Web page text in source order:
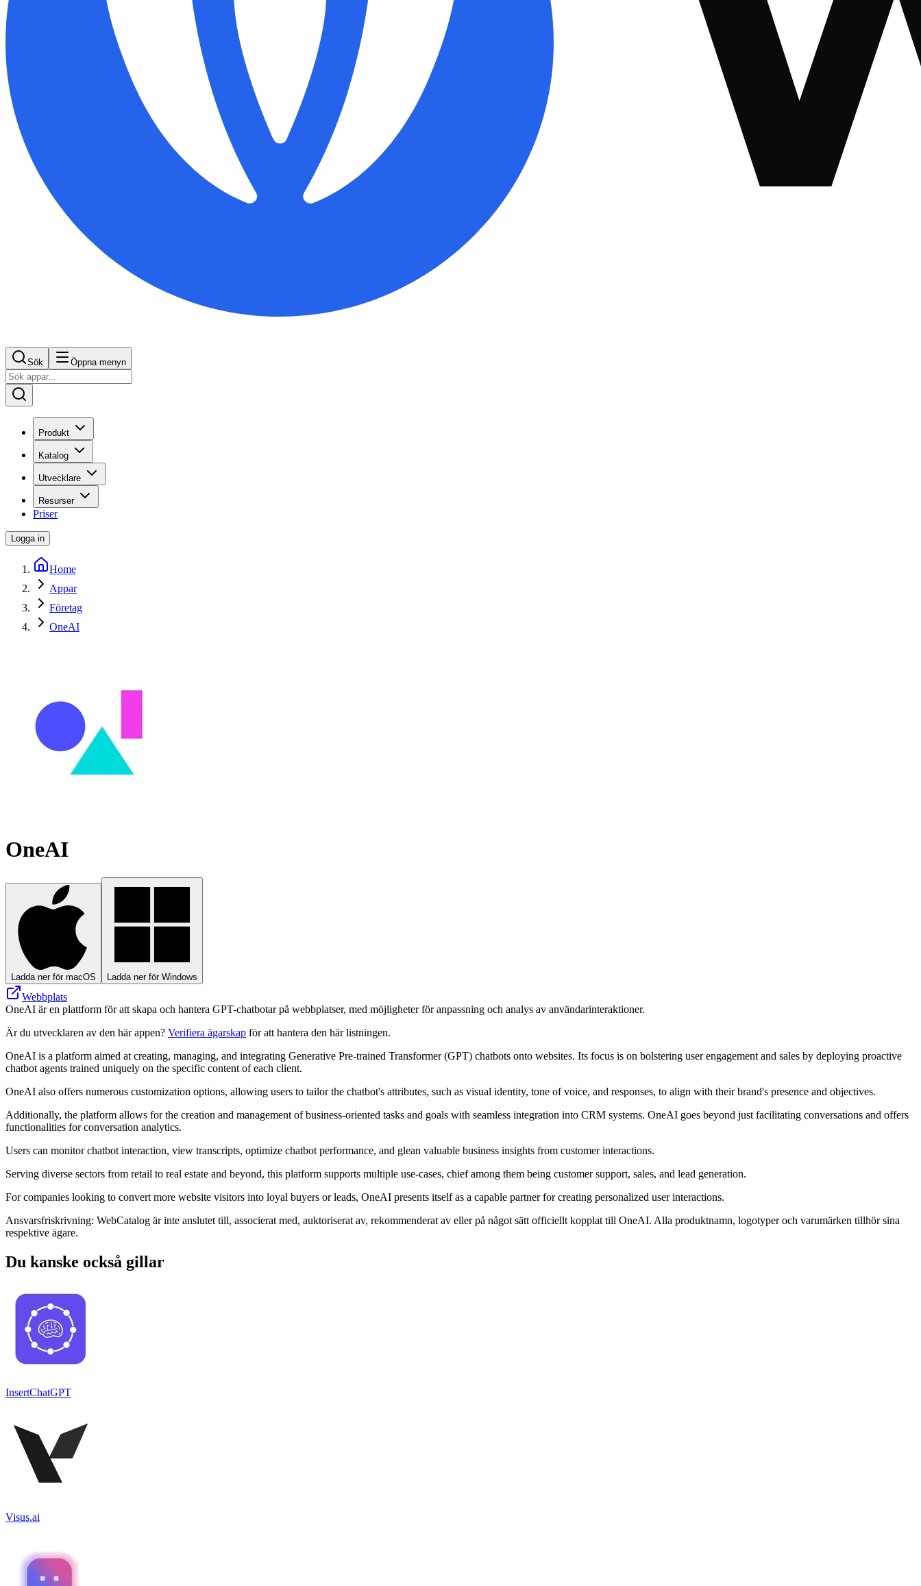
Sök Öppna menyn
Produkt
Katalog
Utvecklare
Resurser
Priser
Logga in
Home
Appar
Företag
OneAI
OneAI
Ladda ner för macOS Ladda ner för Windows
Webbplats
OneAI är en plattform för att skapa och hantera GPT-chatbotar på webbplatser, med möjligheter för anpassning och analys av användarinteraktioner.
Är du utvecklaren av den här appen? Verifiera ägarskap för att hantera den här listningen.
OneAI is a platform aimed at creating, managing, and integrating Generative Pre-trained Transformer (GPT) chatbots onto websites. Its focus is on bolstering user engagement and sales by deploying proactive
chatbot agents trained uniquely on the specific content of each client.
OneAI also offers numerous customization options, allowing users to tailor the chatbot's attributes, such as visual identity, tone of voice, and responses, to align with their brand's presence and objectives.
Additionally, the platform allows for the creation and management of business-oriented tasks and goals with seamless integration into CRM systems. OneAI goes beyond just facilitating conversations and offers
functionalities for conversation analytics.
Users can monitor chatbot interaction, view transcripts, optimize chatbot performance, and glean valuable business insights from customer interactions.
Serving diverse sectors from retail to real estate and beyond, this platform supports multiple use-cases, chief among them being customer support, sales, and lead generation.
For companies looking to convert more website visitors into loyal buyers or leads, OneAI presents itself as a capable partner for creating personalized user interactions.
Ansvarsfriskrivning: WebCatalog är inte anslutet till, associerat med, auktoriserat av, rekommenderat av eller på något sätt officiellt kopplat till OneAI. Alla produktnamn, logotyper och varumärken tillhör sina
respektive ägare.
Du kanske också gillar
InsertChatGPT
Visus.ai